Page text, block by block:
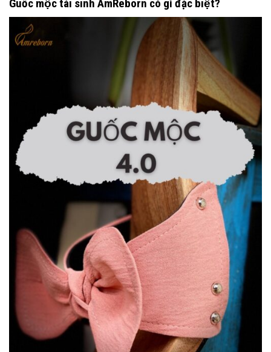
Guốc mộc tái sinh AmReborn có gì đặc biệt?